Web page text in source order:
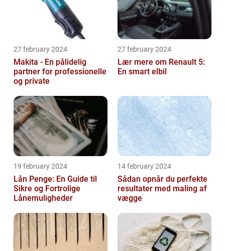
27 february 2024
Makita - En pålidelig
partner for professionelle
og private
27 february 2024
Lær mere om Renault 5:
En smart elbil
19 february 2024
Lån Penge: En Guide til
Sikre og Fortrolige
Lånemuligheder
14 february 2024
Sådan opnår du perfekte
resultater med maling af
vægge